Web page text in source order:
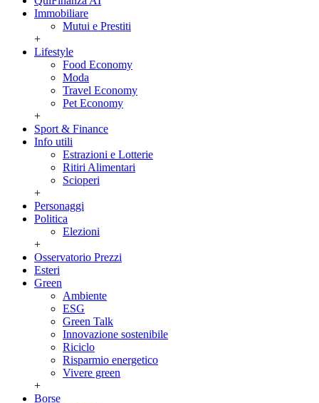
Immobiliare
Mutui e Prestiti
+
Lifestyle
Food Economy
Moda
Travel Economy
Pet Economy
+
Sport & Finance
Info utili
Estrazioni e Lotterie
Ritiri Alimentari
Scioperi
+
Personaggi
Politica
Elezioni
+
Osservatorio Prezzi
Esteri
Green
Ambiente
ESG
Green Talk
Innovazione sostenibile
Riciclo
Risparmio energetico
Vivere green
+
Borse